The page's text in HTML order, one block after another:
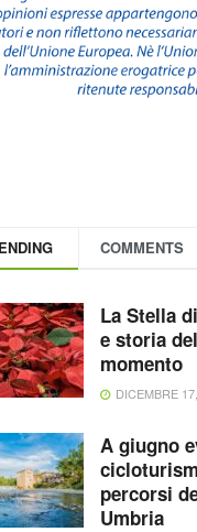
COMMENTS
La Stella
e storia
momento
DICEMBRE
A giugno
percorsi
Umbria